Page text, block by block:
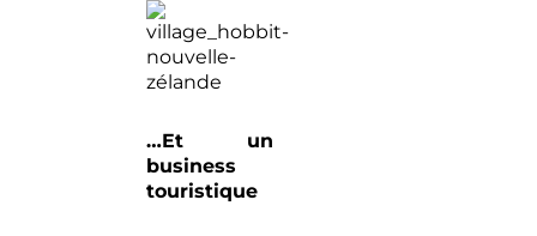
…Et un
business
touristique